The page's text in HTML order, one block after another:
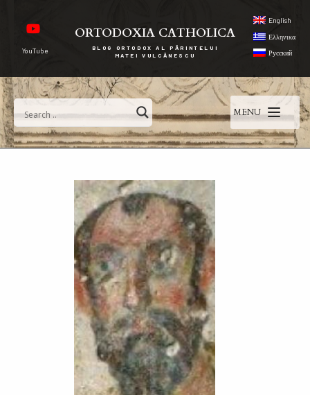
YouTube
ORTODOXIA CATHOLICA
BLOG ORTODOX AL PĂRINTELUI
MATEI VULCĂNESCU
English
Ελληνικα
Русский
MENU